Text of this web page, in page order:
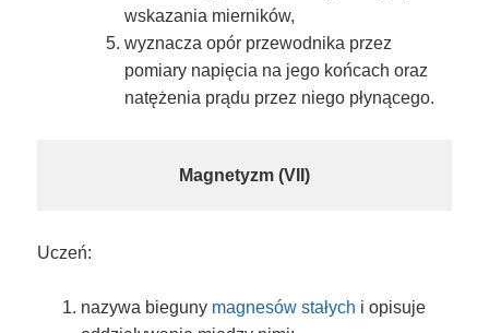
wskazania mierników,
wyznacza opór przewodnika przez
pomiary napięcia na jego końcach oraz
natężenia prądu przez niego płynącego.
Magnetyzm (VII)
Uczeń:
nazywa bieguny magnesów stałych i opisuje